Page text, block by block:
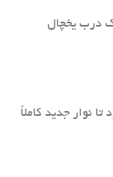
درب یخچال‌
نوار جدید کاملاً